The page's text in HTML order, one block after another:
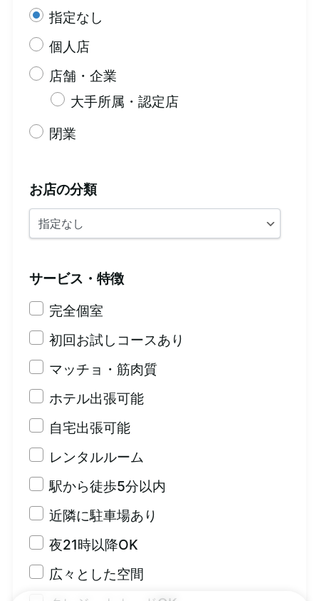
指定なし
個人店
店舗・企業
大手所属・認定店
閉業
お店の分類
サービス・特徴
完全個室
初回お試しコースあり
マッチョ・筋肉質
ホテル出張可能
自宅出張可能
レンタルルーム
駅から徒歩5分以内
近隣に駐車場あり
夜21時以降OK
広々とした空間